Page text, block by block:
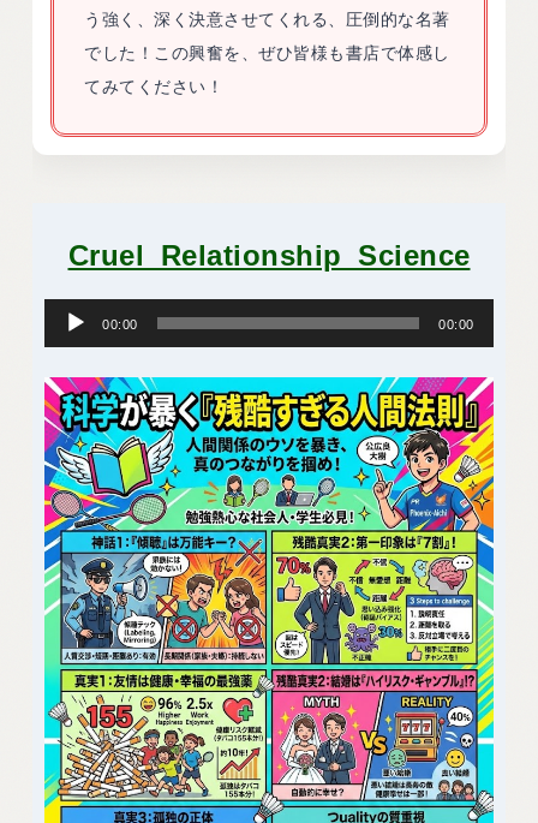
う強く、深く決意させてくれる、圧倒的な名著
でした！この興奮を、ぜひ皆様も書店で体感し
てみてください！
Cruel_Relationship_Science
ー
ヤ
ー
00:00 00:00